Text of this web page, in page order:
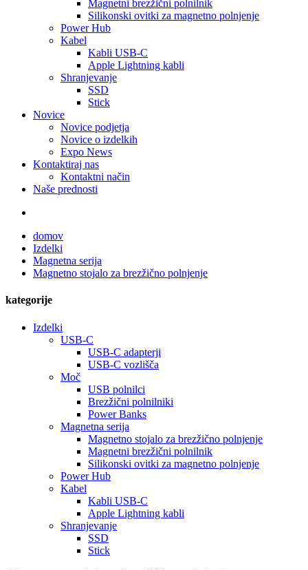
Magnetni brezžični polnilnik
Silikonski ovitki za magnetno polnjenje
Power Hub
Kabel
Kabli USB-C
Apple Lightning kabli
Shranjevanje
SSD
Stick
Novice
Novice podjetja
Novice o izdelkih
Expo News
Kontaktiraj nas
Kontaktni način
Naše prednosti
domov
Izdelki
Magnetna serija
Magnetno stojalo za brezžično polnjenje
kategorije
Izdelki
USB-C
USB-C adapterji
USB-C vozlišča
Moč
USB polnilci
Brezžični polnilniki
Power Banks
Magnetna serija
Magnetno stojalo za brezžično polnjenje
Magnetni brezžični polnilnik
Silikonski ovitki za magnetno polnjenje
Power Hub
Kabel
Kabli USB-C
Apple Lightning kabli
Shranjevanje
SSD
Stick